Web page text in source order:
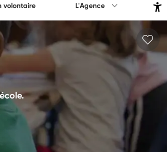
volontaire L'Agence